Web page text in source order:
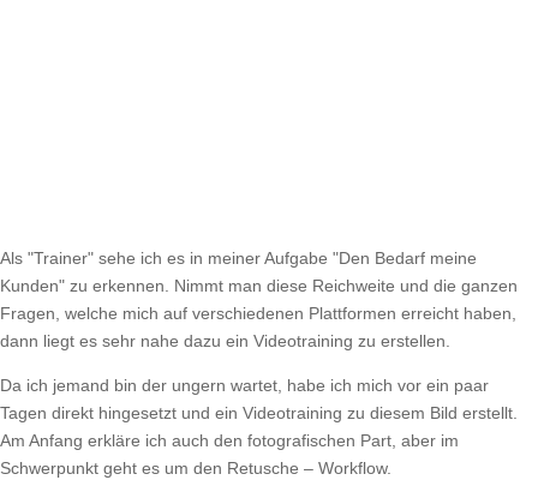
Als "Trainer" sehe ich es in meiner Aufgabe "Den Bedarf meine
Kunden" zu erkennen. Nimmt man diese Reichweite und die ganzen
Fragen, welche mich auf verschiedenen Plattformen erreicht haben,
dann liegt es sehr nahe dazu ein Videotraining zu erstellen.
Da ich jemand bin der ungern wartet, habe ich mich vor ein paar
Tagen direkt hingesetzt und ein Videotraining zu diesem Bild erstellt.
Am Anfang erkläre ich auch den fotografischen Part, aber im
Schwerpunkt geht es um den Retusche – Workflow.